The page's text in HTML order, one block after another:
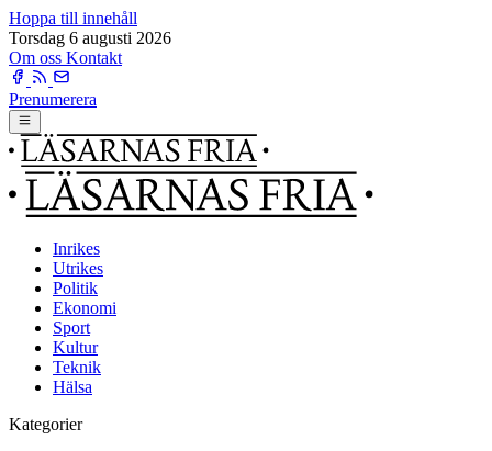
Hoppa till innehåll
Torsdag 6 augusti 2026
Om oss Kontakt
Prenumerera
Inrikes
Utrikes
Politik
Ekonomi
Sport
Kultur
Teknik
Hälsa
Kategorier